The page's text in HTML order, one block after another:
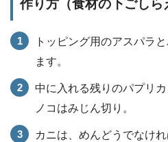
作り方（食材の下ごしら
トッピング用のアスパラ
ます。
中に入れる残りのパプリ
ノコはみじん切り。
カニは、めんどうでなけ